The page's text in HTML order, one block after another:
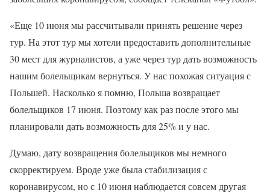
«Еще 10 июня мы рассчитывали принять решение через
тур. На этот тур мы хотели предоставить дополнительные
30 мест для журналистов, а уже через тур дать возможность
нашим болельщикам вернуться. У нас похожая ситуация с
Польшей. Насколько я помню, Польша возвращает
болельщиков 17 июня. Поэтому как раз после этого мы
планировали дать возможность для 25% и у нас.
Думаю, дату возвращения болельщиков мы немного
скорректируем. Вроде уже была стабилизация с
коронавирусом, но с 10 июня наблюдается совсем другая